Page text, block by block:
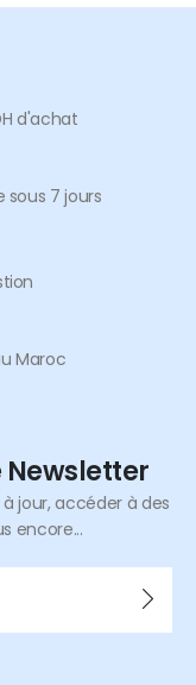
d'achat
7 jours
Maroc
jour, accéder à des
encore...